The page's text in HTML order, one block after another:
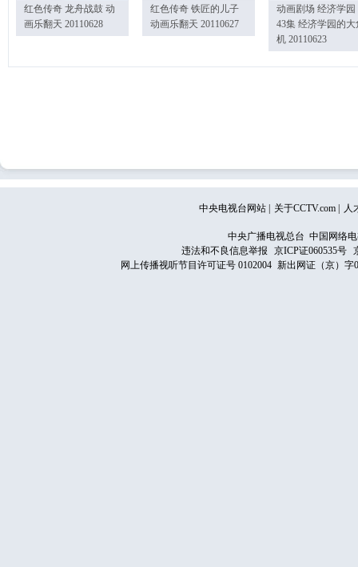
红色传奇 龙舟战鼓 动
画乐翻天 20110628
红色传奇 铁匠的儿子
动画乐翻天 20110627
动画剧场 经济学园
43集 经济学园的大
机 20110623
中央电视台网站 关于CCTV.com 人
中央广播电视总台 中国网络
违法和不良信息举报
京ICP证060535号
网上传播视听节目许可证号 0102004 新出网证（京）